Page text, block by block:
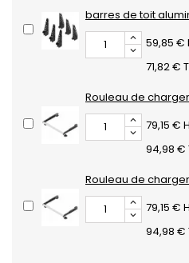
barres de toit
59,85 €
71,82 €
Rouleau de
79,15 €
94,98 €
Rouleau de
79,15 €
94,98 €